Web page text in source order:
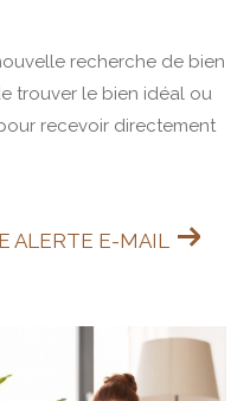
recherche de bien
trouver le bien idéal ou
recevoir directement
ALERTE E-MAIL